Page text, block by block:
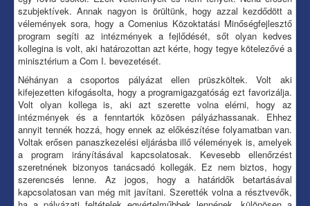
szubjektívek. Annak nagyon is örültünk, hogy azzal kezdődött a
vélemények sora, hogy a Comenius Közoktatási Minőségfejlesztő
program segíti az intézmények a fejlődését, sőt olyan kedves
kollegina is volt, aki határozottan azt kérte, hogy tegye kötelezővé a
minisztérium a Com I. bevezetését.
Néhányan a csoportos pályázat ellen prüszköltek. Volt aki
kifejezetten kifogásolta, hogy a programigazgatóság ezt favorizálja.
Volt olyan kollega is, aki azt szerette volna elérni, hogy az
intézmények és a fenntartók közösen pályázhassanak. Ehhez
annyit tennék hozzá, hogy ennek az előkészítése folyamatban van.
Voltak erősen panaszkezelési eljárásba illő vélemények is, amelyek
a program irányításával kapcsolatosak. Kevesebb ellenőrzést
szeretnének bizonyos tanácsadó kollegák. Ez nem biztos, hogy
szerencsés lenne. Az jogos, hogy a határidők betartásával
kapcsolatosan van még mit javítani. Szerették volna a résztvevők,